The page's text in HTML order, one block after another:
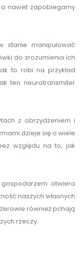
nawet zapobiegamy
stanie manipulować
do zrozumienia ich
to robi na przykład
ten neurotransmiter
z obrzydzeniem i
dzieje się o wiele
względu na to, jak
otwiera
naszych własnych
również pchają
rzeczy.